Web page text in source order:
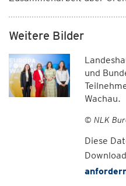
Weitere Bilder
und
Wachau.
© NLK
Diese